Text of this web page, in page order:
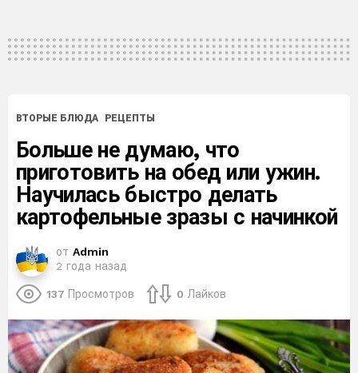
ВТОРЫЕ БЛЮДА РЕЦЕПТЫ
Больше не думаю, что
приготовить на обед или ужин.
Научилась быстро делать
картофельные зразы с начинкой
от Admin
2 года назад
137 Просмотров 0 Лайков